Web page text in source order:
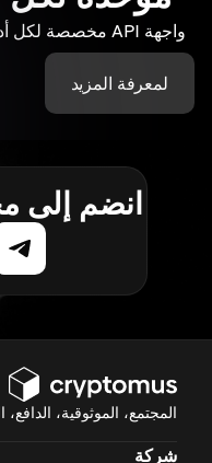
واجهة API مخصصة لكل أداة. بسيطة، سريعة، وموثقة بالكامل
لمعرفة المزيد
انضم إلى
المجتمع، الموثوقية، الدافع،
شركة